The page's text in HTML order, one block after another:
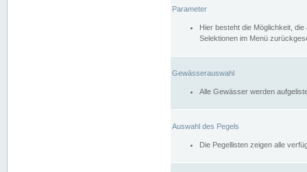
Parameter
Hier besteht die Möglichkeit,
Selektionen im Menü
Gewässerauswahl
Alle Gewässer werden
Auswahl des Pegels
Die Pegellisten zeigen alle